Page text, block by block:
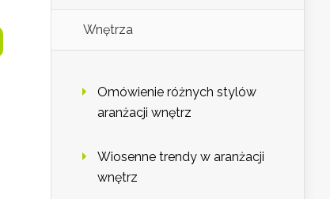
Wnętrza
Omówienie różnych stylów
aranżacji wnętrz
Wiosenne trendy w aranżacji
wnętrz